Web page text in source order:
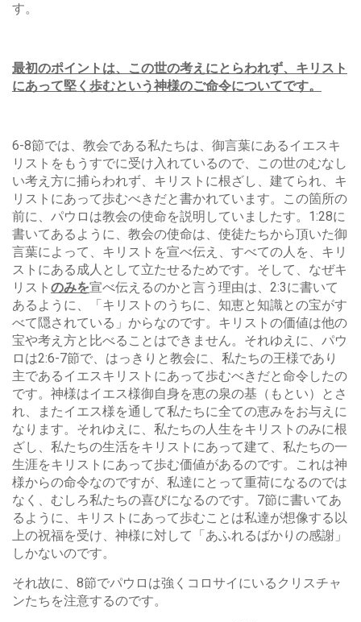
す。
最初のポイントは、この世の考えにとらわれず、キリスト
にあって堅く歩むという神様のご命令についてです。
6-8節では、教会である私たちは、御言葉にあるイエスキ
リストをもうすでに受け入れているので、この世のむなし
い考え方に捕らわれず、キリストに根ざし、建てられ、キ
リストにあって歩むべきだと書かれています。この箇所の
前に、パウロは教会の使命を説明していましたす。1:28に
書いてあるように、教会の使命は、使徒たちから頂いた御
言葉によって、キリストを宣べ伝え、すべての人を、キリ
ストにある成人として立たせるためです。そして、なぜキ
リスト のみを宣べ伝えるのかと言う理由は、2:3に書いて
あるように、「キリストのうちに、知恵と知識との宝がす
べて隠されている」からなのです。キリストの価値は他の
宝や考え方と比べることはできません。それゆえに、パウ
ロは2:6-7節で、はっきりと教会に、私たちの王様であり
主であるイエスキリストにあって歩むべきだと命令したの
です。神様はイエス様御自身を恵の泉の基（もとい）とさ
れ、またイエス様を通して私たちに全ての恵みをお与えに
なります。それゆえに、私たちの人生をキリストのみに根
ざし、私たちの生活をキリストにあって建て、私たちの一
生涯をキリストにあって歩む価値があるのです。これは神
様からの命令なのですが、私達にとって重荷になるのでは
なく、むしろ私たちの喜びになるのです。7節に書いてあ
るように、キリストにあって歩むことは私達が想像する以
上の祝福を受け、神様に対して「あふれるばかりの感謝」
しかないのです。
それ故に、8節でパウロは強くコロサイにいるクリスチャ
ンたちを注意するのです。